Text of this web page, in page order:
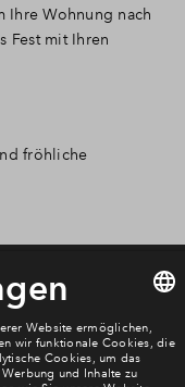
Ihre Wohnung nach
Fest mit Ihren
fröhliche
keine Neuigkeiten
– mit unserem
informieren wir Sie